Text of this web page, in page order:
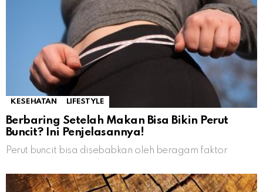
KESEHATAN LIFESTYLE
Berbaring Setelah Makan Bisa Bikin Perut
Buncit? Ini Penjelasannya!
Perut buncit bisa disebabkan oleh beragam faktor